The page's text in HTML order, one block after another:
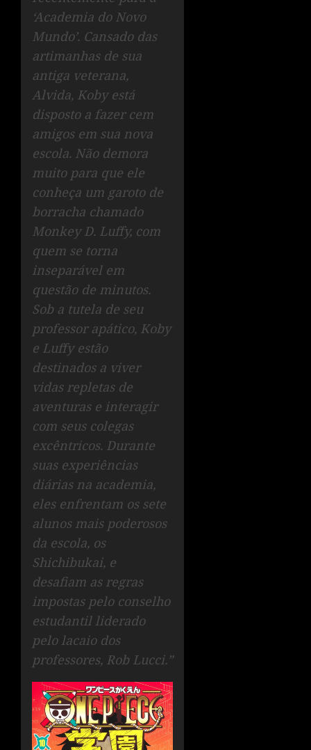
‘Academia do Novo
Mundo’. Cansado das
artimanhas de sua
antiga veterana,
Alvida, Koby está
disposto a fazer cem
amigos em sua nova
escola. Não demora
muito para que ele
conheça um garoto de
borracha chamado
Monkey D. Luffy, com
quem se torna
inseparável em
questão de minutos.
Sob a tutela de seu
professor apático, Koby
e Luffy estão
destinados a viver
vidas repletas de
aventuras e interagir
com seus colegas
excêntricos. Durante
suas experiências
diárias na academia,
eles enfrentam os sete
alunos mais poderosos
da escola, os
Shichibukai, e
desafiam as regras
impostas pelo conselho
estudantil liderado
pelo lacaio dos
professores, Rob Lucci.”